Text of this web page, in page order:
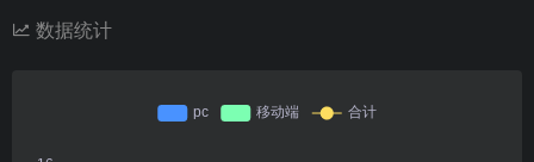
数据统计